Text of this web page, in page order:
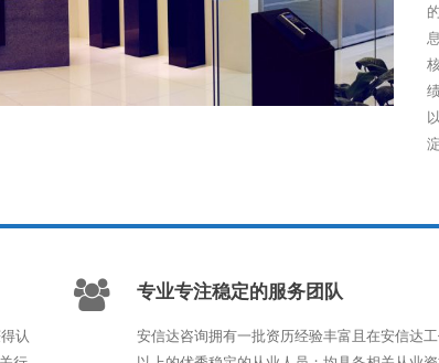
认
专业专注稳定的服务团队
安信达咨询拥有一批资历经验丰富且在安信达